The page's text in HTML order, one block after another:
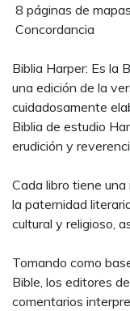
 8 páginas de
 Concordancia
Biblia Harper: Es la
una edición de la
cuidadosamente
Biblia de estudio
erudición y
Cada libro tiene
la paternidad
cultural y religioso,
Tomando como
Bible, los editores
comentarios